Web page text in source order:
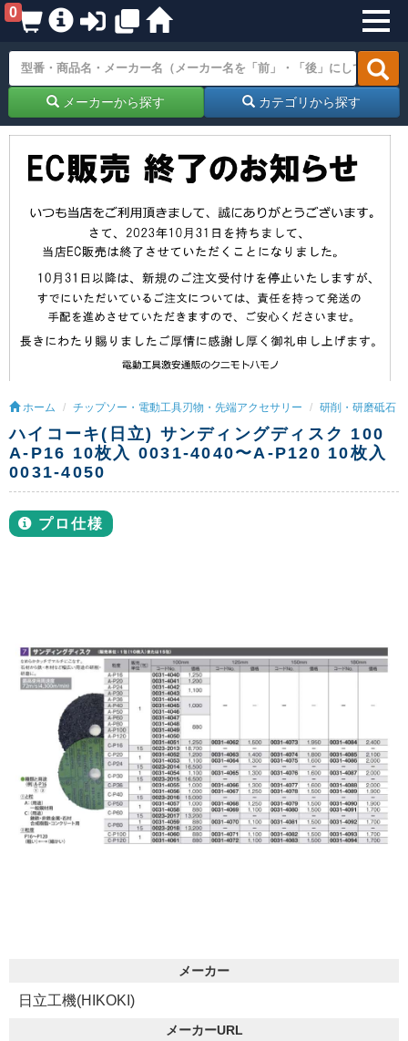
0
メーカーから探す カテゴリから探す
ホーム チップソー・電動工具刃物・先端アクセサリー 研削・研磨砥石
ハイコーキ(日立) サンディングディスク 100
A-P16 10枚入 0031-4040〜A-P120 10枚入
0031-4050
プロ仕様
メーカー
日立工機(HIKOKI)
メーカーURL